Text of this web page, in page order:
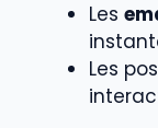
Les
Les